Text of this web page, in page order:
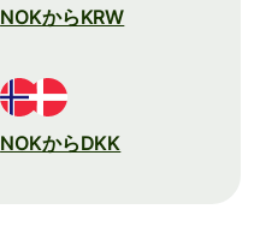
NOKからKRW
NOKからDKK